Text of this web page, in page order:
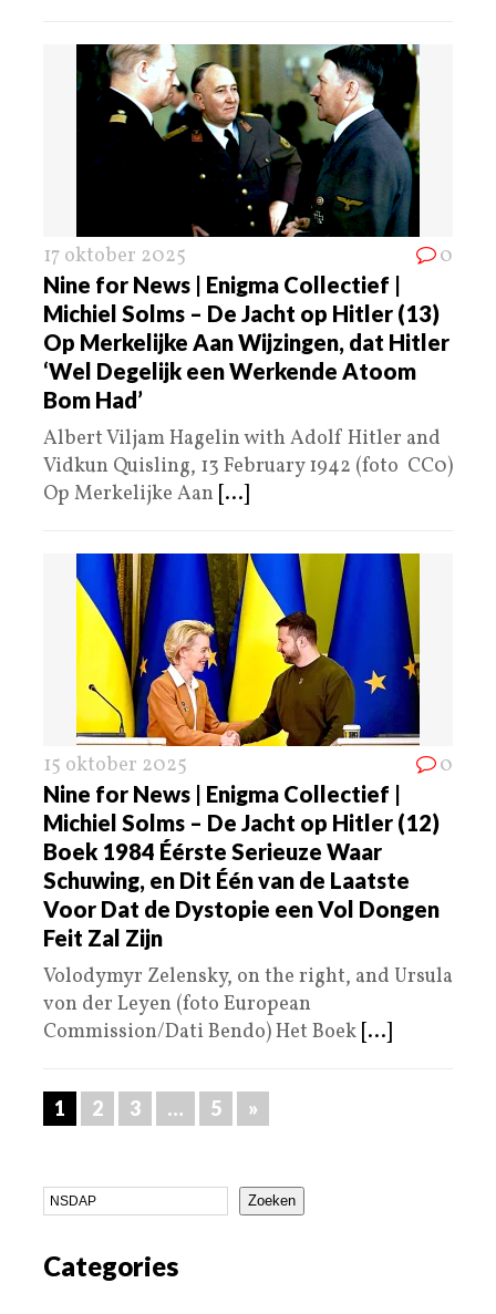
17 oktober 2025 0
Nine for News | Enigma Collectief |
Michiel Solms – De Jacht op Hitler (13)
Op Merkelijke Aan Wijzingen, dat Hitler
‘Wel Degelijk een Werkende Atoom
Bom Had’
Albert Viljam Hagelin with Adolf Hitler and
Vidkun Quisling, 13 February 1942 (foto CC0)
Op Merkelijke Aan [...]
15 oktober 2025 0
Nine for News | Enigma Collectief |
Michiel Solms – De Jacht op Hitler (12)
Boek 1984 Éérste Serieuze Waar
Schuwing, en Dit Één van de Laatste
Voor Dat de Dystopie een Vol Dongen
Feit Zal Zijn
Volodymyr Zelensky, on the right, and Ursula
von der Leyen (foto European
Commission/Dati Bendo) Het Boek [...]
1 2 3 … 5 »
Zoeken
Categories